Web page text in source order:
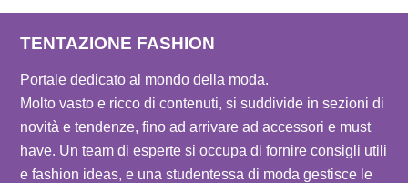
TENTAZIONE FASHION
Portale dedicato al mondo della moda.
Molto vasto e ricco di contenuti, si suddivide in sezioni di
novità e tendenze, fino ad arrivare ad accessori e must
have. Un team di esperte si occupa di fornire consigli utili
e fashion ideas, e una studentessa di moda gestisce le